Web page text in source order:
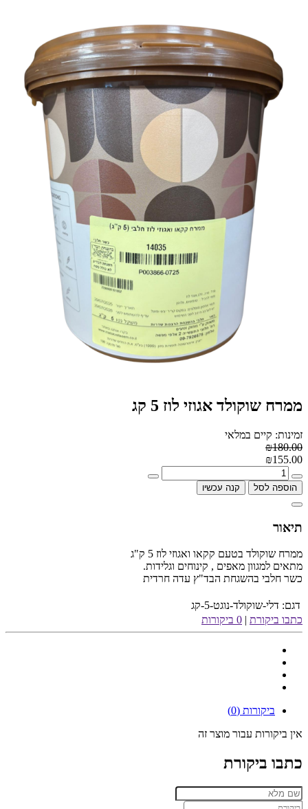
ממרח שוקולד אגוזי לוז 5 קג
זמינות: קיים במלאי
₪180.00
₪155.00
הוספה לסל קנה עכשיו
תיאור
ממרח שוקולד בטעם קקאו ואגוזי לוז 5 ק"ג
מתאים למגוון מאפים , קינוחים וגלידות.
כשר חלבי בהשגחת הבד"ץ עדה חרדית
דגם: דלי-שוקולד-נוגט-5-קג
כתבו ביקורת | 0 ביקורות
ביקורות (0)
אין ביקורות עבור מוצר זה
כתבו ביקורת